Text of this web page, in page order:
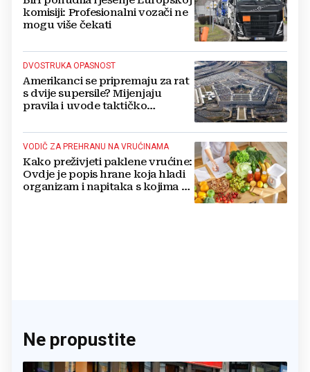
komisiji: Profesionalni vozači ne
mogu više čekati
DVOSTRUKA OPASNOST
Amerikanci se pripremaju za rat
s dvije supersile? Mijenjaju
pravila i uvode taktičko
VODIČ ZA PREHRANU NA VRUĆINAMA
Kako preživjeti paklene vrućine:
Ovdje je popis hrane koja hladi
organizam i napitaka s kojima si
Ne propustite